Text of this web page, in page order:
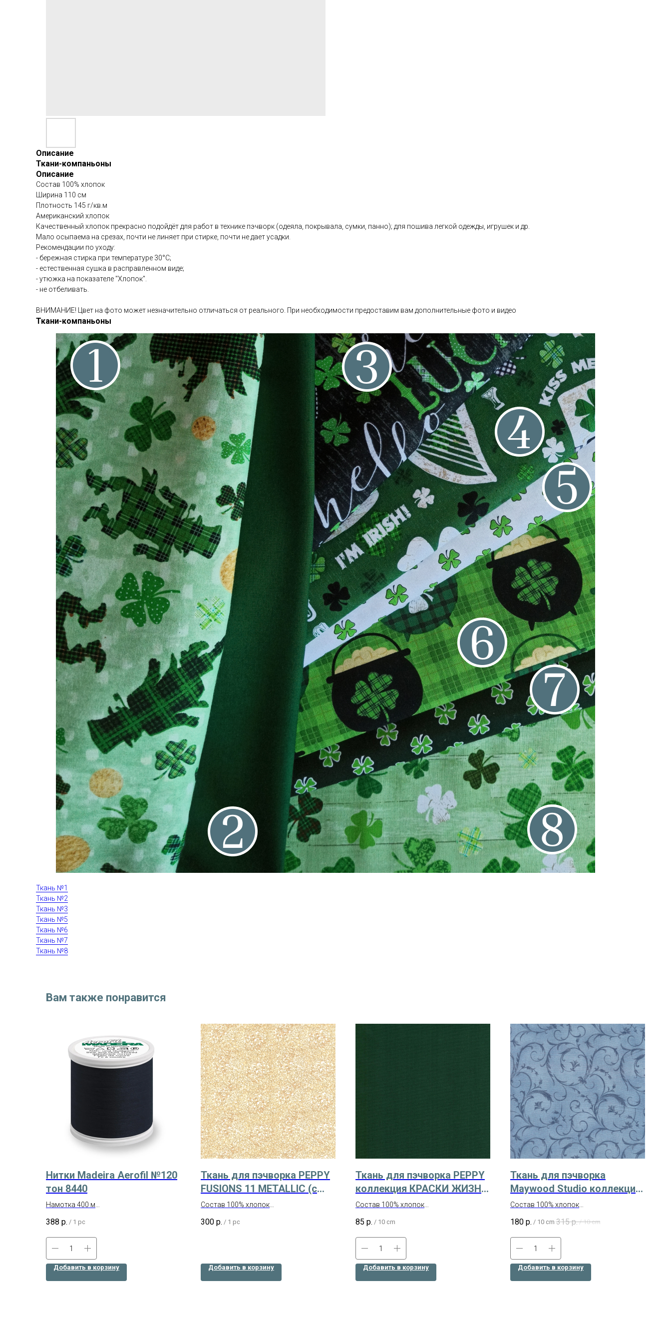
Описание
Ткани-компаньоны
Описание
Состав 100% хлопок
Ширина 110 см
Плотность 145 г/кв.м
Американский хлопок
Качественный хлопок прекрасно подойдёт для работ в технике пэчворк (одеяла, покрывала, сумки, панно); для пошива легкой одежды, игрушек и др.
Мало осыпаема на срезах, почти не линяет при стирке, почти не дает усадки.
Рекомендации по уходу:
- бережная стирка при температуре 30°С;
- естественная сушка в расправленном виде;
- утюжка на показателе "Хлопок".
- не отбеливать.
ВНИМАНИЕ! Цвет на фото может незначительно отличаться от реального. При необходимости предоставим вам дополнительные фото и видео
Ткани-компаньоны
Ткань №1
Ткань №2
Ткань №3
Ткань №5
Ткань №6
Ткань №7
Ткань №8
Вам также понравится
Нитки Madeira Aerofil №120
тон 8440
Намотка 400 м
Состав: 100% полиэстр
388 р. / 1 pc
Добавить в корзину
Ткань для пэчворка PEPPY
FUSIONS 11 METALLIC (с
золотым глиттером)
CREAM
Состав 100% хлопок
Отрез размером 50х55 см
300 р. / 1 pc
Добавить в корзину
Ткань для пэчворка PEPPY
коллекция КРАСКИ ЖИЗНИ
ЛЮКС цвет тм.зеленый
Состав 100% хлопок
Производство – Корея
85 р. / 10 cm
Добавить в корзину
Ткань для пэчворка
Maywood Studio коллекция
Beautiful Backing Арт.
MASQB100-B
Состав 100% хлопок
Американский хлопок
180 р. / 10 cm 315 р. / 10 cm
Добавить в корзину